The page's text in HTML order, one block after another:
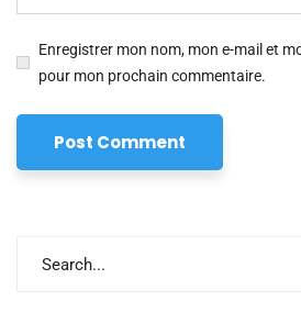
Enregistrer mon nom, mon e-mail et
pour mon prochain commentaire.